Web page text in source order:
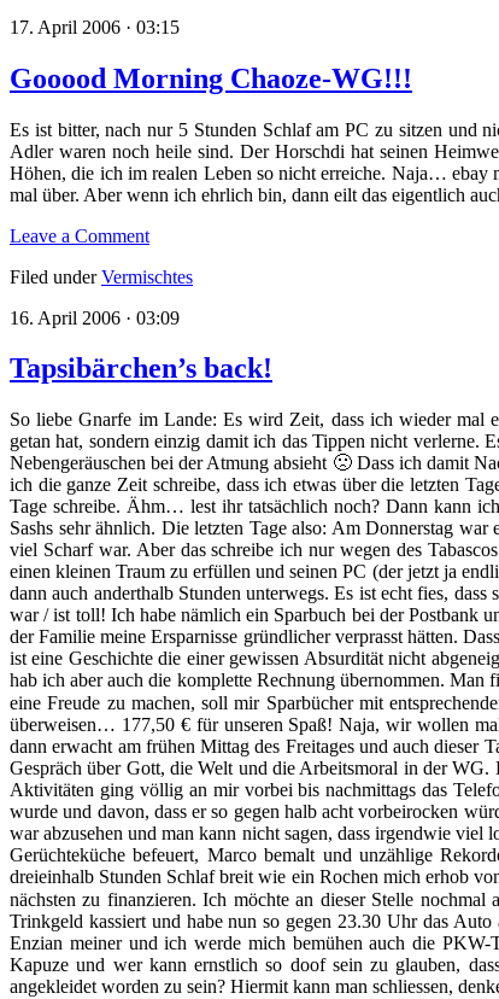
17. April 2006 · 03:15
Gooood Morning Chaoze-WG!!!
Es ist bitter, nach nur 5 Stunden Schlaf am PC zu sitzen und
Adler waren noch heile sind. Der Horschdi hat seinen
Höhen, die ich im realen Leben so nicht erreiche. Naja… ebay
mal über. Aber wenn ich ehrlich bin, dann eilt das eigentlich
Leave a Comment
Filed underVermischtes
16. April 2006 · 03:09
Tapsibärchen’s back!
So liebe Gnarfe im Lande: Es wird Zeit, dass ich wieder mal
getan hat, sondern einzig damit ich das Tippen nicht verlerne.
Nebengeräuschen bei der Atmung absieht 🙁 Dass ich damit
ich die ganze Zeit schreibe, dass ich etwas über die letzten
Tage schreibe. Ähm… lest ihr tatsächlich noch? Dann kann
Sashs sehr ähnlich. Die letzten Tage also: Am Donnerstag
viel Scharf war. Aber das schreibe ich nur wegen des
einen kleinen Traum zu erfüllen und seinen PC (der jetzt ja
dann auch anderthalb Stunden unterwegs. Es ist echt fies,
war / ist toll! Ich habe nämlich ein Sparbuch bei der Postbank
der Familie meine Ersparnisse gründlicher verprasst hätten.
ist eine Geschichte die einer gewissen Absurdität nicht
hab ich aber auch die komplette Rechnung übernommen.
eine Freude zu machen, soll mir Sparbücher mit
überweisen… 177,50 € für unseren Spaß! Naja, wir wollen
dann erwacht am frühen Mittag des Freitages und auch
Gespräch über Gott, die Welt und die Arbeitsmoral in der
Aktivitäten ging völlig an mir vorbei bis nachmittags das
wurde und davon, dass er so gegen halb acht vorbeirocken
war abzusehen und man kann nicht sagen, dass irgendwie viel
Gerüchteküche befeuert, Marco bemalt und unzählige
dreieinhalb Stunden Schlaf breit wie ein Rochen mich erhob
nächsten zu finanzieren. Ich möchte an dieser Stelle
Trinkgeld kassiert und habe nun so gegen 23.30 Uhr das
Enzian meiner und ich werde mich bemühen auch die
Kapuze und wer kann ernstlich so doof sein zu glauben,
angekleidet worden zu sein? Hiermit kann man schliessen,